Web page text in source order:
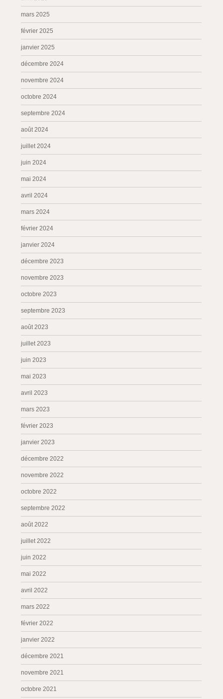
mars 2025
février 2025
janvier 2025
décembre 2024
novembre 2024
octobre 2024
septembre 2024
août 2024
juillet 2024
juin 2024
mai 2024
avril 2024
mars 2024
février 2024
janvier 2024
décembre 2023
novembre 2023
octobre 2023
septembre 2023
août 2023
juillet 2023
juin 2023
mai 2023
avril 2023
mars 2023
février 2023
janvier 2023
décembre 2022
novembre 2022
octobre 2022
septembre 2022
août 2022
juillet 2022
juin 2022
mai 2022
avril 2022
mars 2022
février 2022
janvier 2022
décembre 2021
novembre 2021
octobre 2021